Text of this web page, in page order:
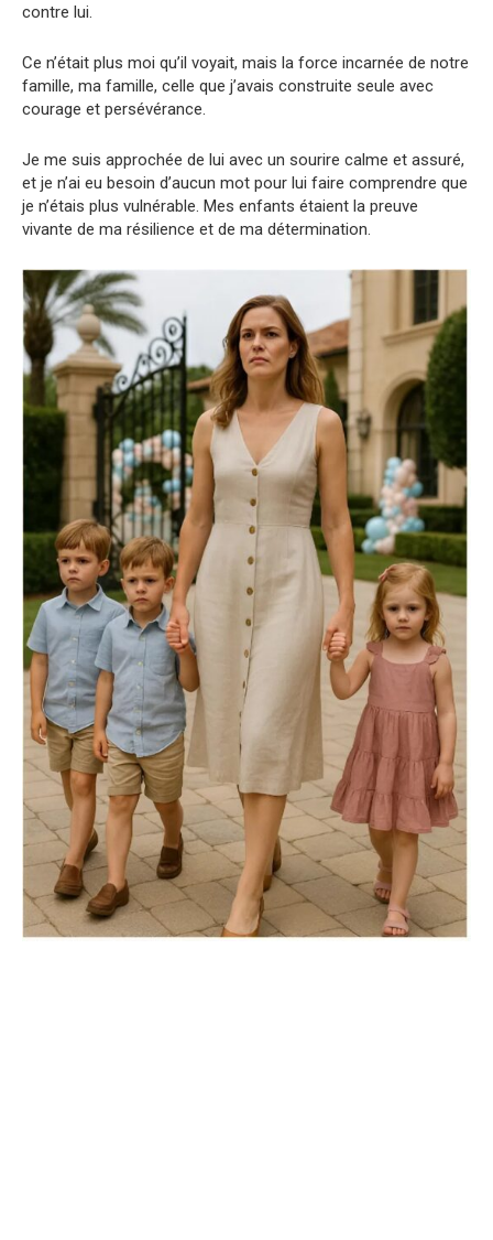
contre lui.
Ce n’était plus moi qu’il voyait, mais la force incarnée de notre
famille, ma famille, celle que j’avais construite seule avec
courage et persévérance.
Je me suis approchée de lui avec un sourire calme et assuré,
et je n’ai eu besoin d’aucun mot pour lui faire comprendre que
je n’étais plus vulnérable. Mes enfants étaient la preuve
vivante de ma résilience et de ma détermination.